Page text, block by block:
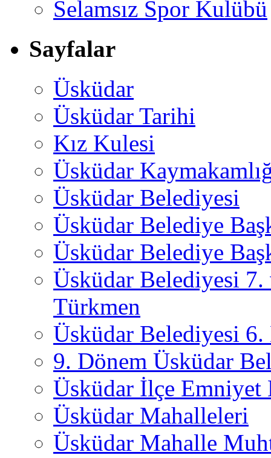
Selamsız Spor Kulübü
Sayfalar
Üsküdar
Üsküdar Tarihi
Kız Kulesi
Üsküdar
Üsküdar Belediyesi
Üsküdar Belediye
Üsküdar Belediye
Üsküdar Belediyesi
Türkmen
Üsküdar Belediyesi 6.
9. Dönem Üsküdar
Üsküdar İlçe
Üsküdar Mahalleleri
Üsküdar Mahalle